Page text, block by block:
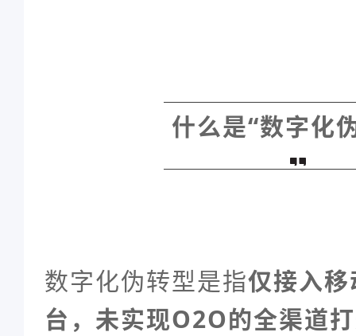
什么是“数字化
数字化伪转型是指仅接入
台，未实现O2O的全渠道